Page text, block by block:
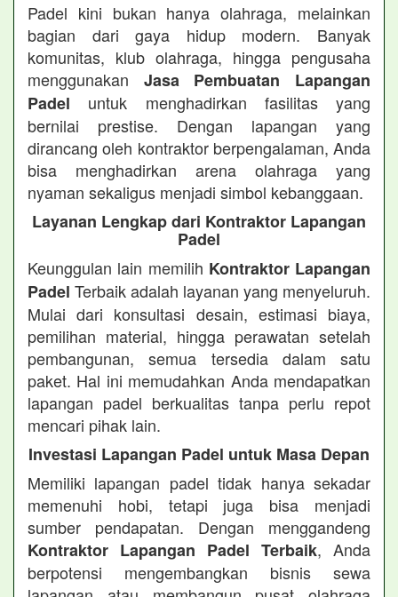
Padel kini bukan hanya olahraga, melainkan
bagian dari gaya hidup modern. Banyak
komunitas, klub olahraga, hingga pengusaha
menggunakan Jasa Pembuatan Lapangan
Padel untuk menghadirkan fasilitas yang
bernilai prestise. Dengan lapangan yang
dirancang oleh kontraktor berpengalaman, Anda
bisa menghadirkan arena olahraga yang
nyaman sekaligus menjadi simbol kebanggaan.
Layanan Lengkap dari Kontraktor Lapangan
Padel
Keunggulan lain memilih Kontraktor Lapangan
Padel Terbaik adalah layanan yang menyeluruh.
Mulai dari konsultasi desain, estimasi biaya,
pemilihan material, hingga perawatan setelah
pembangunan, semua tersedia dalam satu
paket. Hal ini memudahkan Anda mendapatkan
lapangan padel berkualitas tanpa perlu repot
mencari pihak lain.
Investasi Lapangan Padel untuk Masa Depan
Memiliki lapangan padel tidak hanya sekadar
memenuhi hobi, tetapi juga bisa menjadi
sumber pendapatan. Dengan menggandeng
Kontraktor Lapangan Padel Terbaik, Anda
berpotensi mengembangkan bisnis sewa